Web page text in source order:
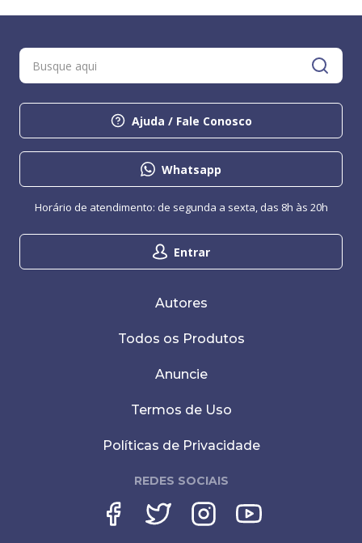
Ajuda / Fale Conosco
Whatsapp
Entrar
Horário de atendimento: de segunda a sexta, das 8h às 20h
Autores
Todos os Produtos
Anuncie
Termos de Uso
Políticas de Privacidade
REDES SOCIAIS